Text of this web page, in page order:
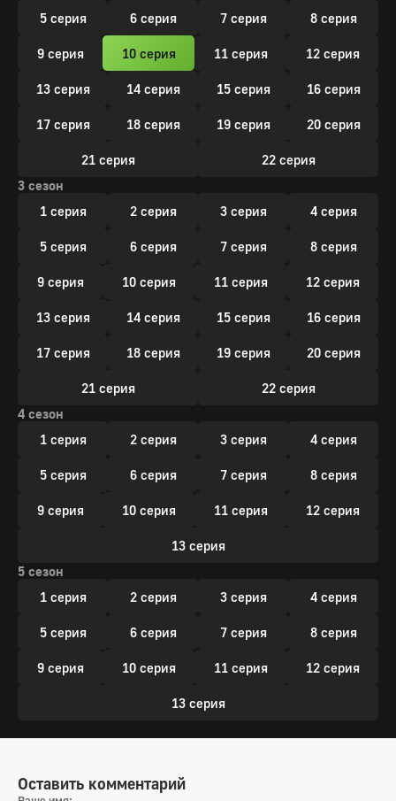
5 серия 6 серия 7 серия 8 серия
9 серия 10 серия 11 серия 12 серия
13 серия 14 серия 15 серия 16 серия
17 серия 18 серия 19 серия 20 серия
21 серия
22 серия
3 сезон
1 серия
2 серия 3 серия 4 серия
5 серия 6 серия 7 серия 8 серия
9 серия 10 серия 11 серия 12 серия
13 серия 14 серия 15 серия 16 серия
17 серия 18 серия 19 серия 20 серия
21 серия
22 серия
4 сезон
1 серия
2 серия 3 серия 4 серия
5 серия 6 серия 7 серия 8 серия
9 серия 10 серия 11 серия 12 серия
13 серия
5 сезон
1 серия
2 серия 3 серия 4 серия
5 серия 6 серия 7 серия 8 серия
9 серия 10 серия 11 серия 12 серия
13 серия
Оставить комментарий